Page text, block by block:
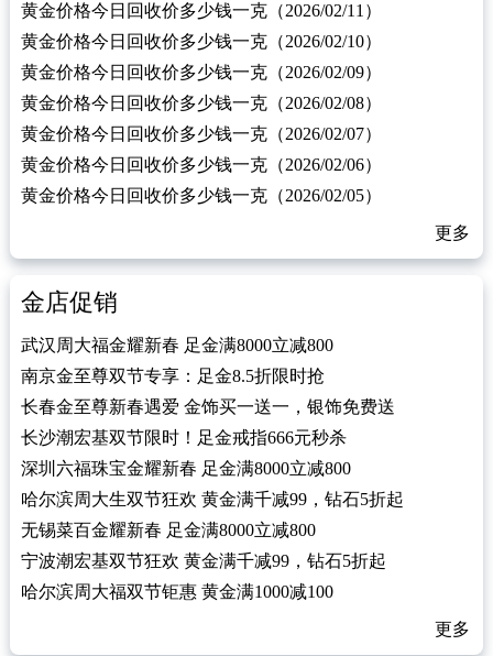
黄金价格今日回收价多少钱一克（2026/02/11）
黄金价格今日回收价多少钱一克（2026/02/10）
黄金价格今日回收价多少钱一克（2026/02/09）
黄金价格今日回收价多少钱一克（2026/02/08）
黄金价格今日回收价多少钱一克（2026/02/07）
黄金价格今日回收价多少钱一克（2026/02/06）
黄金价格今日回收价多少钱一克（2026/02/05）
更多
金店促销
武汉周大福金耀新春 足金满8000立减800
南京金至尊双节专享：足金8.5折限时抢
长春金至尊新春遇爱 金饰买一送一，银饰免费送
长沙潮宏基双节限时！足金戒指666元秒杀
深圳六福珠宝金耀新春 足金满8000立减800
哈尔滨周大生双节狂欢 黄金满千减99，钻石5折起
无锡菜百金耀新春 足金满8000立减800
宁波潮宏基双节狂欢 黄金满千减99，钻石5折起
哈尔滨周大福双节钜惠 黄金满1000减100
更多